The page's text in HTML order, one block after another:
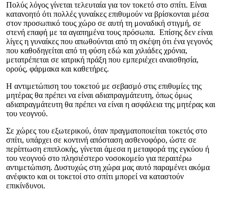
Πολύς λόγος γίνεται τελευταία για τον τοκετό στο σπίτι. Είναι
κατανοητό ότι πολλές γυναίκες επιθυμούν να βρίσκονται μέσα
στον προσωπικό τους χώρο σε αυτή τη μοναδική στιγμή, σε
στενή επαφή με τα αγαπημένα τους πρόσωπα. Επίσης δεν είναι
λίγες η γυναίκες που απωθούνται από τη σκέψη ότι ένα γεγονός
που καθοδηγείται από τη φύση εδώ και χιλιάδες χρόνια,
μετατρέπεται σε ιατρική πράξη που εμπεριέχει αναισθησία,
ορούς, φάρμακα και καθετήρες.
Η αντιμετώπιση του τοκετού με σεβασμό στις επιθυμίες της
μητέρας θα πρέπει να είναι αδιαπραγμάτευτη, όπως όμως
αδιαπραγμάτευτη θα πρέπει να είναι η ασφάλεια της μητέρας και
του νεογνού.
Σε χώρες του εξωτερικού, όταν πραγματοποιείται τοκετός στο
σπίτι, υπάρχει σε κοντινή απόσταση ασθενοφόρο, ώστε σε
περίπτωση επιπλοκής, γίνεται άμεσα η μεταφορά της εγκύου ή
του νεογνού στο πλησιέστερο νοσοκομείο για περαιτέρω
αντιμετώπιση. Δυστυχώς στη χώρα μας αυτό παραμένει ακόμα
ανέφικτο και οι τοκετοί στο σπίτι μπορεί να καταστούν
επικίνδυνοι.